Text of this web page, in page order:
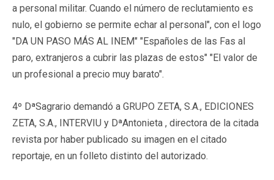
a personal militar. Cuando el número de reclutamiento es
nulo, el gobierno se permite echar al personal", con el logo
"DA UN PASO MÁS AL INEM" "Españoles de las Fas al
paro, extranjeros a cubrir las plazas de estos" "El valor de
un profesional a precio muy barato".
4º DªSagrario demandó a GRUPO ZETA, S.A., EDICIONES
ZETA, S.A., INTERVIU y DªAntonieta , directora de la citada
revista por haber publicado su imagen en el citado
reportaje, en un folleto distinto del autorizado.